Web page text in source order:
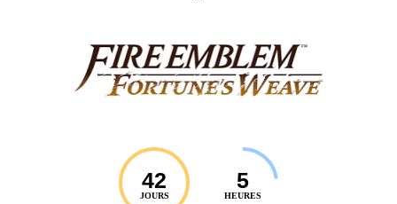
42
JOURS
5
HEURES